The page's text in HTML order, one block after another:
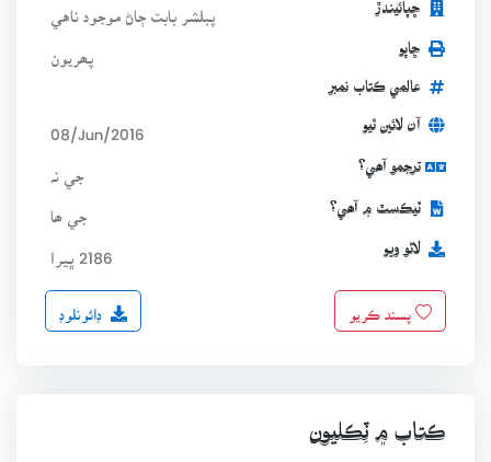
ڇپائيندڙ پبلشر بابت ڄاڻ موجود ناهي
ڇاپو
عالمي ڪتاب نمبر
آن لائين ٿيو 08/Jun/2016
ترجمو آھي؟
ٽيڪسٽ ۾ آھي؟ جي ھا
لاٿو ويو 2186 ڀيرا
پسند ڪريو ڊائونلوڊ
ڪتاب ۾ ٽِڪليون